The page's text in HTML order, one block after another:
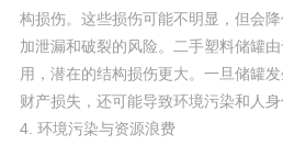
构损伤。这些损伤可能不明显，但会
加泄漏和破裂的风险。二手塑料储罐
用，潜在的结构损伤更大。一旦储罐
财产损失，还可能导致环境污染和人身
4. 环境污染与资源浪费